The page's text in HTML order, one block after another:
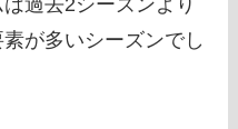
過去2シーズンより
が多いシーズンでし